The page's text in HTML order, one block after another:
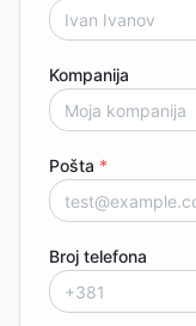
Kompanija
Pošta *
Broj telefona